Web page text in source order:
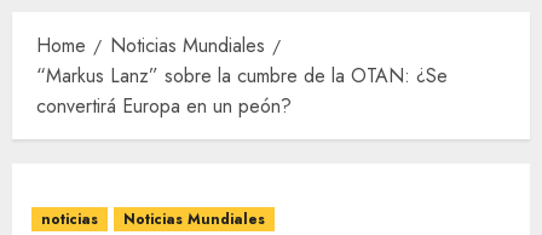
Home
Noticias Mundiales
“Markus Lanz” sobre la cumbre de la OTAN: ¿Se
convertirá Europa en un peón?
noticias Noticias Mundiales